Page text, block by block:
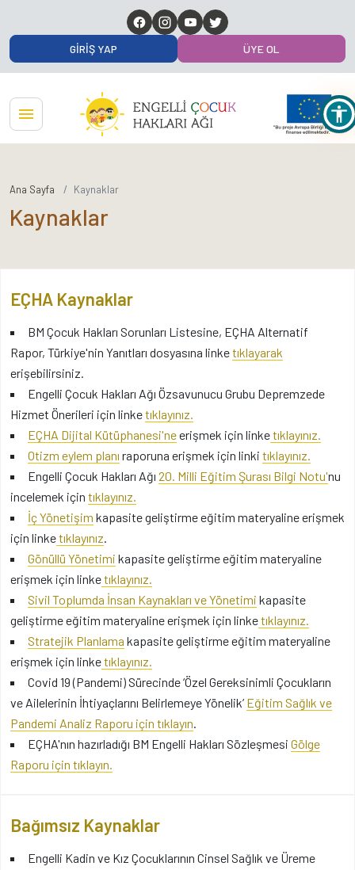
GIRIŞ YAP ÜYE OL
Ana Sayfa Kaynaklar
Kaynaklar
EÇHA Kaynaklar
BM Çocuk Hakları Sorunları Listesine, EÇHA Alternatif
Rapor, Türkiye'nin Yanıtları dosyasına linketıklayarak
erişebilirsiniz.
Engelli Çocuk Hakları Ağı Özsavunucu Grubu Depremzede
Hizmet Önerileri için linketıklayınız.
EÇHA Dijital Kütüphanesi'neerişmek için linketıklayınız.
Otizm eylem planı raporuna erişmek için linki tıklayınız.
Engelli Çocuk Hakları Ağı 20. Milli Eğitim Şurası Bilgi Notu'nu
incelemek için tıklayınız.
İç Yönetişim kapasite geliştirme eğitim materyaline erişmek
için linketıklayınız.
Gönüllü Yönetimi kapasite geliştirme eğitim materyaline
erişmek için linketıklayınız.
Sivil Toplumda İnsan Kaynakları ve Yönetimi kapasite
geliştirme eğitim materyaline erişmek için linketıklayınız.
Stratejik Planlama kapasite geliştirme eğitim materyaline
erişmek için linketıklayınız.
Covid 19 (Pandemi) Sürecinde ‘Özel Gereksinimli Çocukların
ve Ailelerinin İhtiyaçlarını Belirlemeye Yönelik’ Eğitim Sağlık ve
Pandemi Analiz Raporu için tıklayın.
EÇHA'nın hazırladığı BM Engelli Hakları Sözleşmesi Gölge
Raporu için tıklayın.
Bağımsız Kaynaklar
Engelli Kadin ve Kız Çocuklarının Cinsel Sağlık ve Üreme